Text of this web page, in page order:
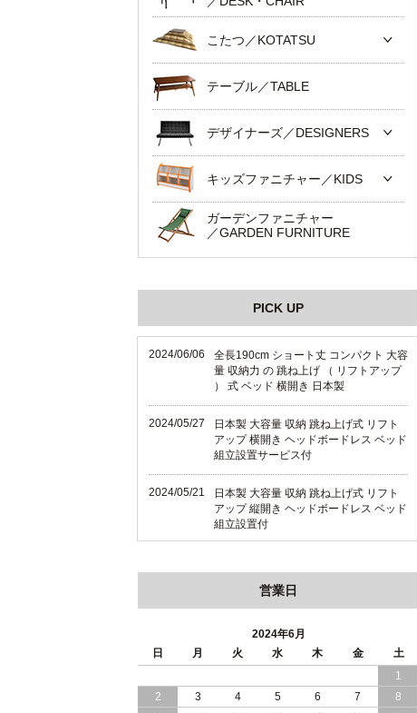
こたつ／KOTATSU
テーブル／TABLE
デザイナーズ／DESIGNERS
キッズファニチャー／KIDS
ガーデンファニチャー
／GARDEN FURNITURE
PICK UP
2024/06/06
全長190cm ショート丈 コンパクト 大容
量 収納力 の 跳ね上げ （ リフトアップ
） 式 ベッド 横開き 日本製
2024/05/27
日本製 大容量 収納 跳ね上げ式 リフト
アップ 横開き ヘッドボードレス ベッド
組立設置サービス付
2024/05/21
日本製 大容量 収納 跳ね上げ式 リフト
アップ 縦開き ヘッドボードレス ベッド
組立設置付
ド 組立設置 付き
日本製 収納 跳ね上げ式 リフトアップ
ベッド 縦開き ヘッドボード 組立設置サ
ービス付き
2024/04/23
すのこ の 床板 簡単 軽い コンパクトな
営業日
2024年6月
日
月 火 水 木 金
土
1
2
3 4 5 6 7
8